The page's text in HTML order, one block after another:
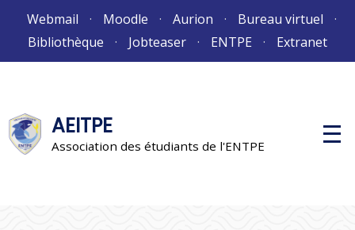
Webmail Moodle Aurion
Bureau virtuel
Bibliothèque
Jobteaser ENTPE Extranet
AEITPE
Association des étudiants de l'ENTPE
M
e